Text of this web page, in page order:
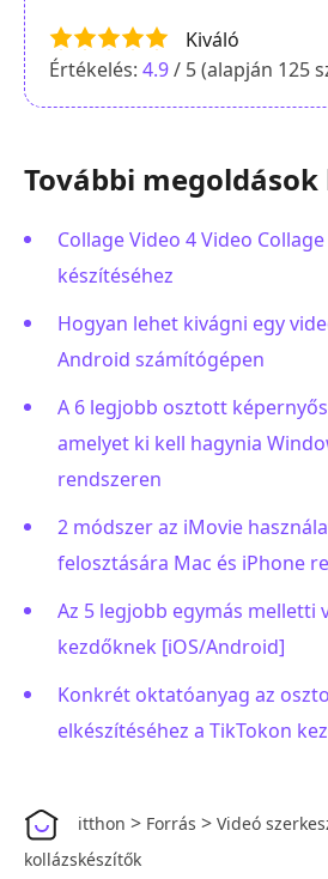
Kiváló
Értékelés: 4.9/ 5 (alapján 125
További megoldások
Collage Video 4 Video
készítéséhez
Hogyan lehet kivágni egy
Android számítógépen
A 6 legjobb osztott
amelyet ki kell hagynia
rendszeren
2 módszer az iMovie
felosztására Mac és iPhone
Az 5 legjobb egymás melletti
kezdőknek [iOS/Android]
Konkrét oktatóanyag az
elkészítéséhez a TikTokon
itthon > Forrás > Videó
kollázskészítők